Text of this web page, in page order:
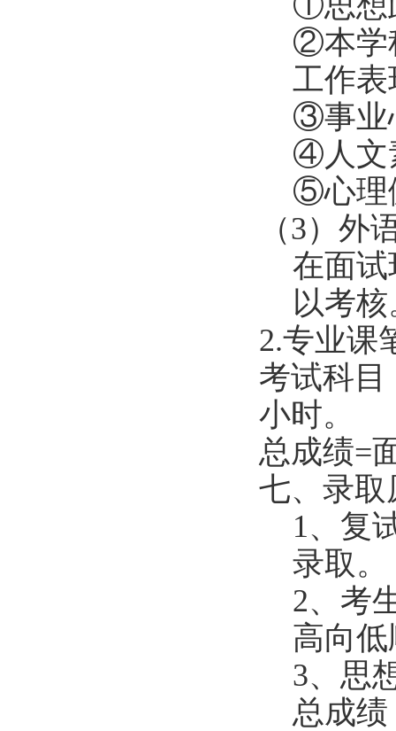
②本学
工作
③事业
④人
⑤心理
（3）外
在面
以考核
2.专业课
考试科
小时。
总成绩=
七、 录取
1、复
录取。
2、考
高向
3、思
总成